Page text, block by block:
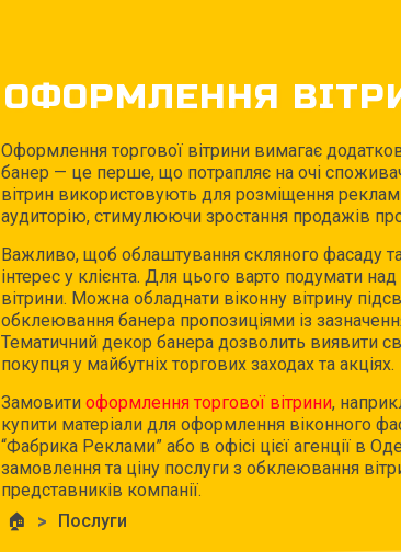
ОФОРМЛЕННЯ
Оформлення торгової вітрини вимагає
банер — це перше, що потрапляє на очі
вітрин використовують для розміщення
аудиторію, стимулюючи зростання продажів
Важливо, щоб облаштування скляного фасаду
інтерес у клієнта. Для цього варто подумати
вітрини. Можна обладнати віконну вітрину
обклеювання банера пропозиціями із
Тематичний декор банера дозволить виявити
покупця у майбутніх торгових заходах та акціях.
Замовити оформлення торгової вітрини,
купити матеріали для оформлення віконного
“Фабрика Реклами” або в офісі цієї агенції в
замовлення та ціну послуги з обклеювання
представників компанії.
🏠
> Послуги